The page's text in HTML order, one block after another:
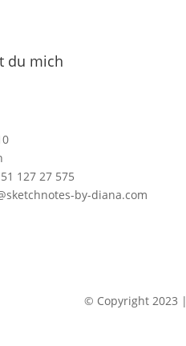
du mich
127 27 575
by-diana.com
© Copyright 2023 |